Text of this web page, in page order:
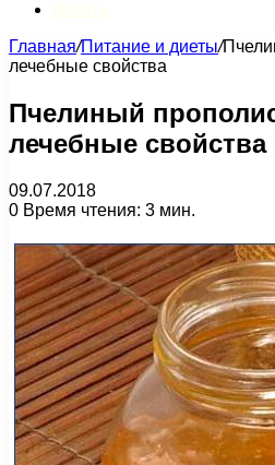
Главная/Питание и диеты/
лечебные свойства
Пчелиный
лечебные свойства
09.07.2018
0 Время чтения: 3 мин.